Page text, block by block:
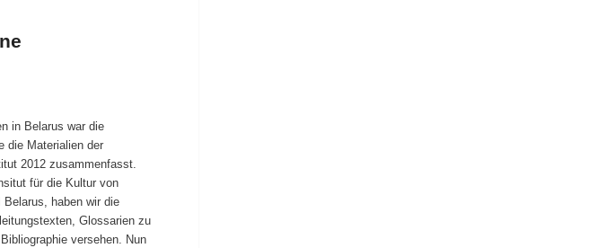
in Belarus war die
die Materialien der
2012 zusammenfasst.
für die Kultur von
haben wir die
Glossarien zu
versehen. Nun